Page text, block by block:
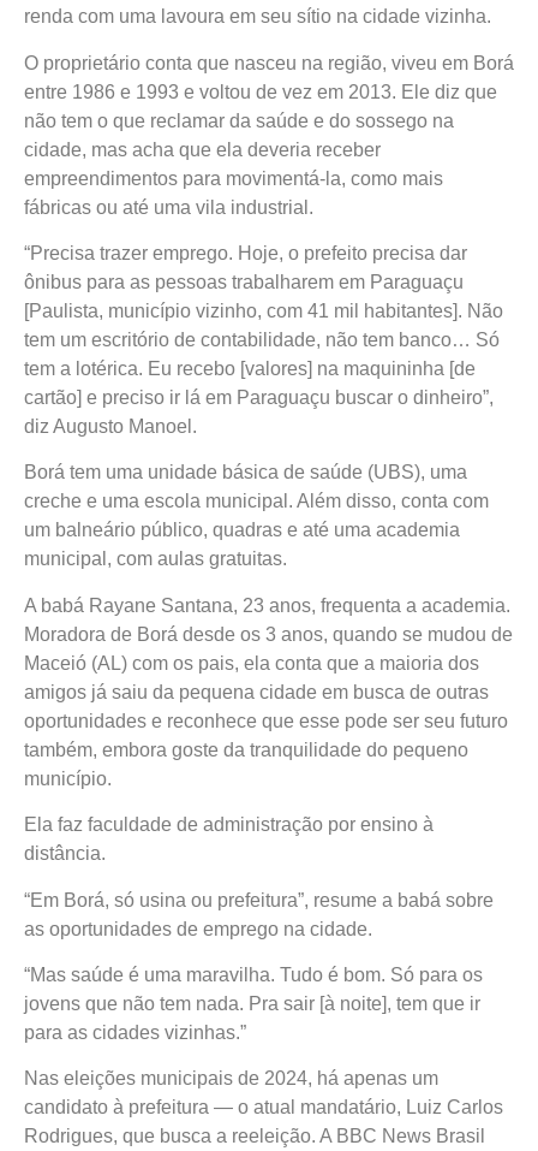
renda com uma lavoura em seu sítio na cidade vizinha.
O proprietário conta que nasceu na região, viveu em Borá
entre 1986 e 1993 e voltou de vez em 2013. Ele diz que
não tem o que reclamar da saúde e do sossego na
cidade, mas acha que ela deveria receber
empreendimentos para movimentá-la, como mais
fábricas ou até uma vila industrial.
“Precisa trazer emprego. Hoje, o prefeito precisa dar
ônibus para as pessoas trabalharem em Paraguaçu
[Paulista, município vizinho, com 41 mil habitantes]. Não
tem um escritório de contabilidade, não tem banco… Só
tem a lotérica. Eu recebo [valores] na maquininha [de
cartão] e preciso ir lá em Paraguaçu buscar o dinheiro”,
diz Augusto Manoel.
Borá tem uma unidade básica de saúde (UBS), uma
creche e uma escola municipal. Além disso, conta com
um balneário público, quadras e até uma academia
municipal, com aulas gratuitas.
A babá Rayane Santana, 23 anos, frequenta a academia.
Moradora de Borá desde os 3 anos, quando se mudou de
Maceió (AL) com os pais, ela conta que a maioria dos
amigos já saiu da pequena cidade em busca de outras
oportunidades e reconhece que esse pode ser seu futuro
também, embora goste da tranquilidade do pequeno
município.
Ela faz faculdade de administração por ensino à
distância.
“Em Borá, só usina ou prefeitura”, resume a babá sobre
as oportunidades de emprego na cidade.
“Mas saúde é uma maravilha. Tudo é bom. Só para os
jovens que não tem nada. Pra sair [à noite], tem que ir
para as cidades vizinhas.”
Nas eleições municipais de 2024, há apenas um
candidato à prefeitura — o atual mandatário, Luiz Carlos
Rodrigues, que busca a reeleição. A BBC News Brasil